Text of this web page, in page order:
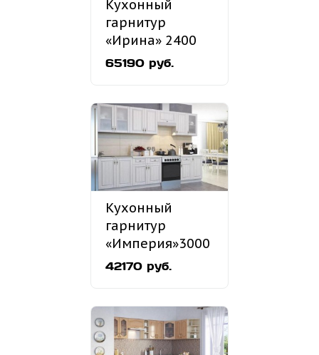
Кухонный
гарнитур
«Ирина» 2400
мм
65190 руб.
Кухонный
гарнитур
«Империя»3000
мм
42170 руб.